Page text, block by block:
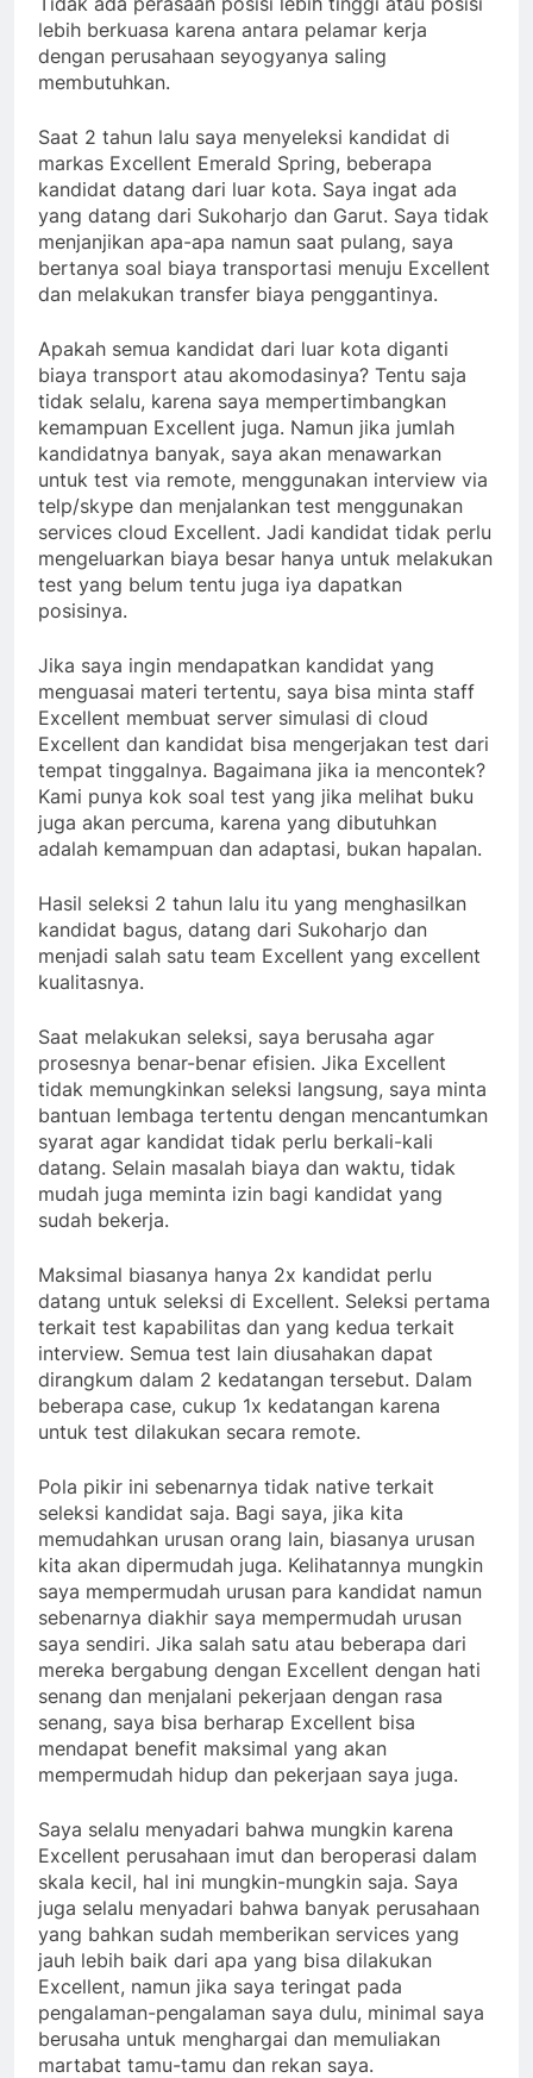
lebih berkuasa karena antara pelamar kerja
dengan perusahaan seyogyanya saling
membutuhkan.
Saat 2 tahun lalu saya menyeleksi kandidat di
markas Excellent Emerald Spring, beberapa
kandidat datang dari luar kota. Saya ingat ada
yang datang dari Sukoharjo dan Garut. Saya tidak
menjanjikan apa-apa namun saat pulang, saya
bertanya soal biaya transportasi menuju Excellent
dan melakukan transfer biaya penggantinya.
Apakah semua kandidat dari luar kota diganti
biaya transport atau akomodasinya? Tentu saja
tidak selalu, karena saya mempertimbangkan
kemampuan Excellent juga. Namun jika jumlah
kandidatnya banyak, saya akan menawarkan
untuk test via remote, menggunakan interview via
telp/skype dan menjalankan test menggunakan
services cloud Excellent. Jadi kandidat tidak perlu
mengeluarkan biaya besar hanya untuk melakukan
test yang belum tentu juga iya dapatkan
posisinya.
Jika saya ingin mendapatkan kandidat yang
menguasai materi tertentu, saya bisa minta staff
Excellent membuat server simulasi di cloud
Excellent dan kandidat bisa mengerjakan test dari
tempat tinggalnya. Bagaimana jika ia mencontek?
Kami punya kok soal test yang jika melihat buku
juga akan percuma, karena yang dibutuhkan
adalah kemampuan dan adaptasi, bukan hapalan.
Hasil seleksi 2 tahun lalu itu yang menghasilkan
kandidat bagus, datang dari Sukoharjo dan
menjadi salah satu team Excellent yang excellent
kualitasnya.
Saat melakukan seleksi, saya berusaha agar
prosesnya benar-benar efisien. Jika Excellent
tidak memungkinkan seleksi langsung, saya minta
bantuan lembaga tertentu dengan mencantumkan
syarat agar kandidat tidak perlu berkali-kali
datang. Selain masalah biaya dan waktu, tidak
mudah juga meminta izin bagi kandidat yang
sudah bekerja.
Maksimal biasanya hanya 2x kandidat perlu
datang untuk seleksi di Excellent. Seleksi pertama
terkait test kapabilitas dan yang kedua terkait
interview. Semua test lain diusahakan dapat
dirangkum dalam 2 kedatangan tersebut. Dalam
beberapa case, cukup 1x kedatangan karena
untuk test dilakukan secara remote.
Pola pikir ini sebenarnya tidak native terkait
seleksi kandidat saja. Bagi saya, jika kita
memudahkan urusan orang lain, biasanya urusan
kita akan dipermudah juga. Kelihatannya mungkin
saya mempermudah urusan para kandidat namun
sebenarnya diakhir saya mempermudah urusan
saya sendiri. Jika salah satu atau beberapa dari
mereka bergabung dengan Excellent dengan hati
senang dan menjalani pekerjaan dengan rasa
senang, saya bisa berharap Excellent bisa
mendapat benefit maksimal yang akan
mempermudah hidup dan pekerjaan saya juga.
Saya selalu menyadari bahwa mungkin karena
Excellent perusahaan imut dan beroperasi dalam
skala kecil, hal ini mungkin-mungkin saja. Saya
juga selalu menyadari bahwa banyak perusahaan
yang bahkan sudah memberikan services yang
jauh lebih baik dari apa yang bisa dilakukan
Excellent, namun jika saya teringat pada
pengalaman-pengalaman saya dulu, minimal saya
berusaha untuk menghargai dan memuliakan
martabat tamu-tamu dan rekan saya.